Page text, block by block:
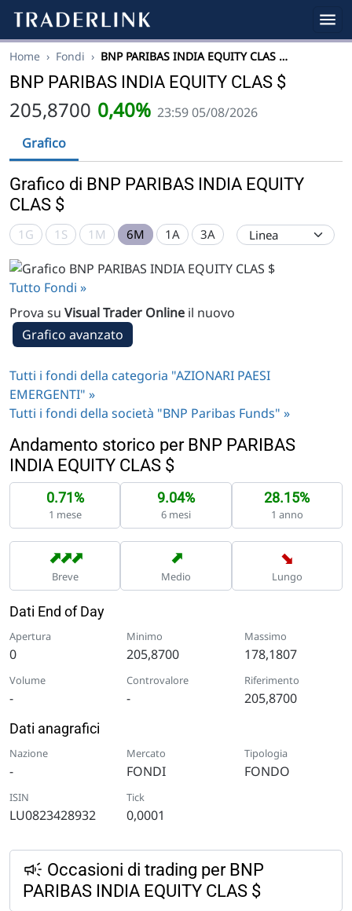
Home › Fondi › BNP PARIBAS INDIA EQUITY CLAS …
BNP PARIBAS INDIA EQUITY CLAS $
205,8700 0,40% 23:59 05/08/2026
Grafico
Grafico di BNP PARIBAS INDIA EQUITY
CLAS $
1G 1S 1M 6M 1A 3A
Tutto Fondi »
Prova su Visual Trader Online il nuovo
Grafico avanzato
Tutti i fondi della categoria "AZIONARI PAESI
EMERGENTI" »
Tutti i fondi della società "BNP Paribas Funds" »
Andamento storico per BNP PARIBAS
INDIA EQUITY CLAS $
0.71%
1 mese
9.04%
6 mesi
28.15%
1 anno
➡
➡
➡
Breve
➡
Medio
➡
Lungo
Dati End of Day
Apertura
0
Minimo
205,8700
Massimo
178,1807
Volume
-
Controvalore
-
Riferimento
205,8700
Dati anagrafici
Nazione
-
Mercato
FONDI
Tipologia
FONDO
ISIN
LU0823428932
Tick
0,0001
Occasioni di trading per BNP
PARIBAS INDIA EQUITY CLAS $